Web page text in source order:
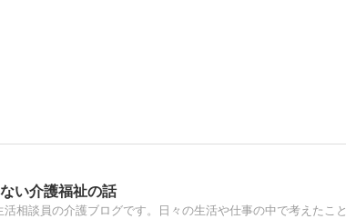
い介護福祉の話
相談員の介護ブログです。日々の生活や仕事の中で考えたこ